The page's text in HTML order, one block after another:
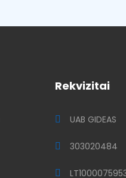
Rekvizitai
UAB GIDEAS
303020484